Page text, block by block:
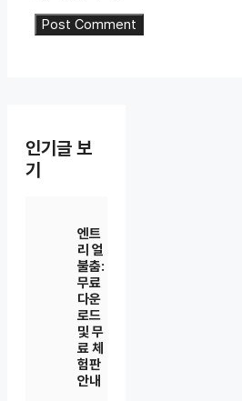
인기글 보
기
엔트
리 얼
불춤:
무료
다운
로드
및 무
료 체
험판
안내